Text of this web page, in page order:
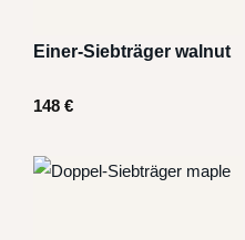
Einer-Siebträger walnut
148 €